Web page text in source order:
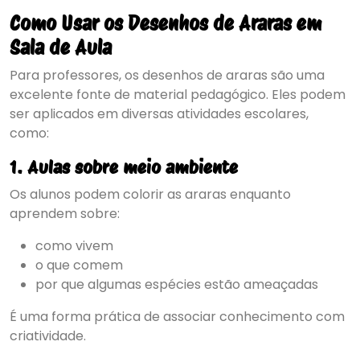
Como Usar os Desenhos de Araras em
Sala de Aula
Para professores, os desenhos de araras são uma
excelente fonte de material pedagógico. Eles podem
ser aplicados em diversas atividades escolares,
como:
1. Aulas sobre meio ambiente
Os alunos podem colorir as araras enquanto
aprendem sobre:
como vivem
o que comem
por que algumas espécies estão ameaçadas
É uma forma prática de associar conhecimento com
criatividade.